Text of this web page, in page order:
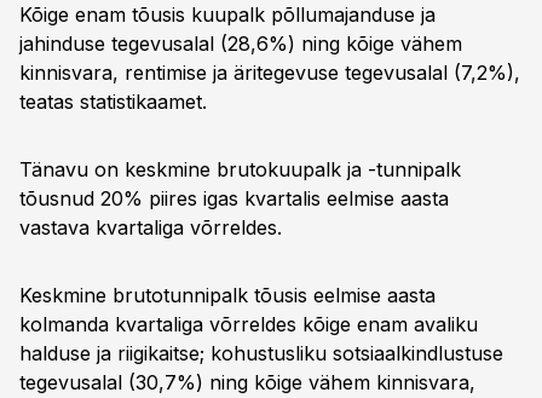
Kõige enam tõusis kuupalk põllumajanduse ja
jahinduse tegevusalal (28,6%) ning kõige vähem
kinnisvara, rentimise ja äritegevuse tegevusalal (7,2%),
teatas statistikaamet.
Tänavu on keskmine brutokuupalk ja -tunnipalk
tõusnud 20% piires igas kvartalis eelmise aasta
vastava kvartaliga võrreldes.
Keskmine brutotunnipalk tõusis eelmise aasta
kolmanda kvartaliga võrreldes kõige enam avaliku
halduse ja riigikaitse; kohustusliku sotsiaalkindlustuse
tegevusalal (30,7%) ning kõige vähem kinnisvara,